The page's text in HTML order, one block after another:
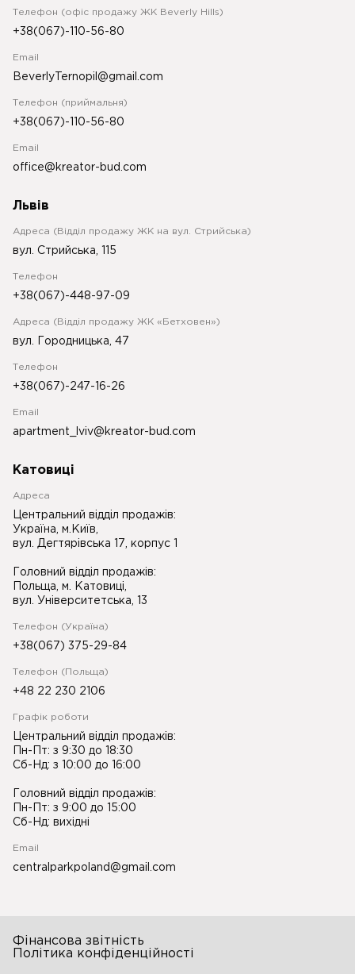
Телефон (офіс продажу ЖК Beverly Hills)
+38(067)-110-56-80
Email
BeverlyTernopil@gmail.com
Телефон (приймальня)
+38(067)-110-56-80
Email
office@kreator-bud.com
Львів
Адреса (Відділ продажу ЖК на вул. Стрийська)
вул. Стрийська, 115
Телефон
+38(067)-448-97-09
Адреса (Відділ продажу ЖК «Бетховен»)
вул. Городницька, 47
Телефон
+38(067)-247-16-26
Email
apartment_lviv@kreator-bud.com
Катовиці
Адреса
Центральний відділ продажів:
Україна, м.Київ,
вул. Дегтярівська 17, корпус 1
Головний відділ продажів:
Польща, м. Катовиці,
вул. Університетська, 13
Телефон (Україна)
+38(067) 375-29-84
Телефон (Польща)
+48 22 230 2106
Графік роботи
Центральний відділ продажів:
Пн-Пт: з 9:30 до 18:30
Сб-Нд: з 10:00 до 16:00
Головний відділ продажів:
Пн-Пт: з 9:00 до 15:00
Сб-Нд: вихідні
Email
centralparkpoland@gmail.com
Фінансова звітність
Політика конфіденційності